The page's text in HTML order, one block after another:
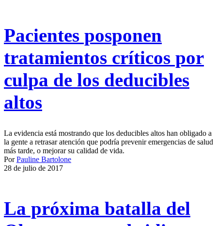
Pacientes posponen
tratamientos críticos por
culpa de los deducibles
altos
La evidencia está mostrando que los deducibles altos han obligado a
la gente a retrasar atención que podría prevenir emergencias de salud
más tarde, o mejorar su calidad de vida.
PorPauline Bartolone
28 de julio de 2017
La próxima batalla del